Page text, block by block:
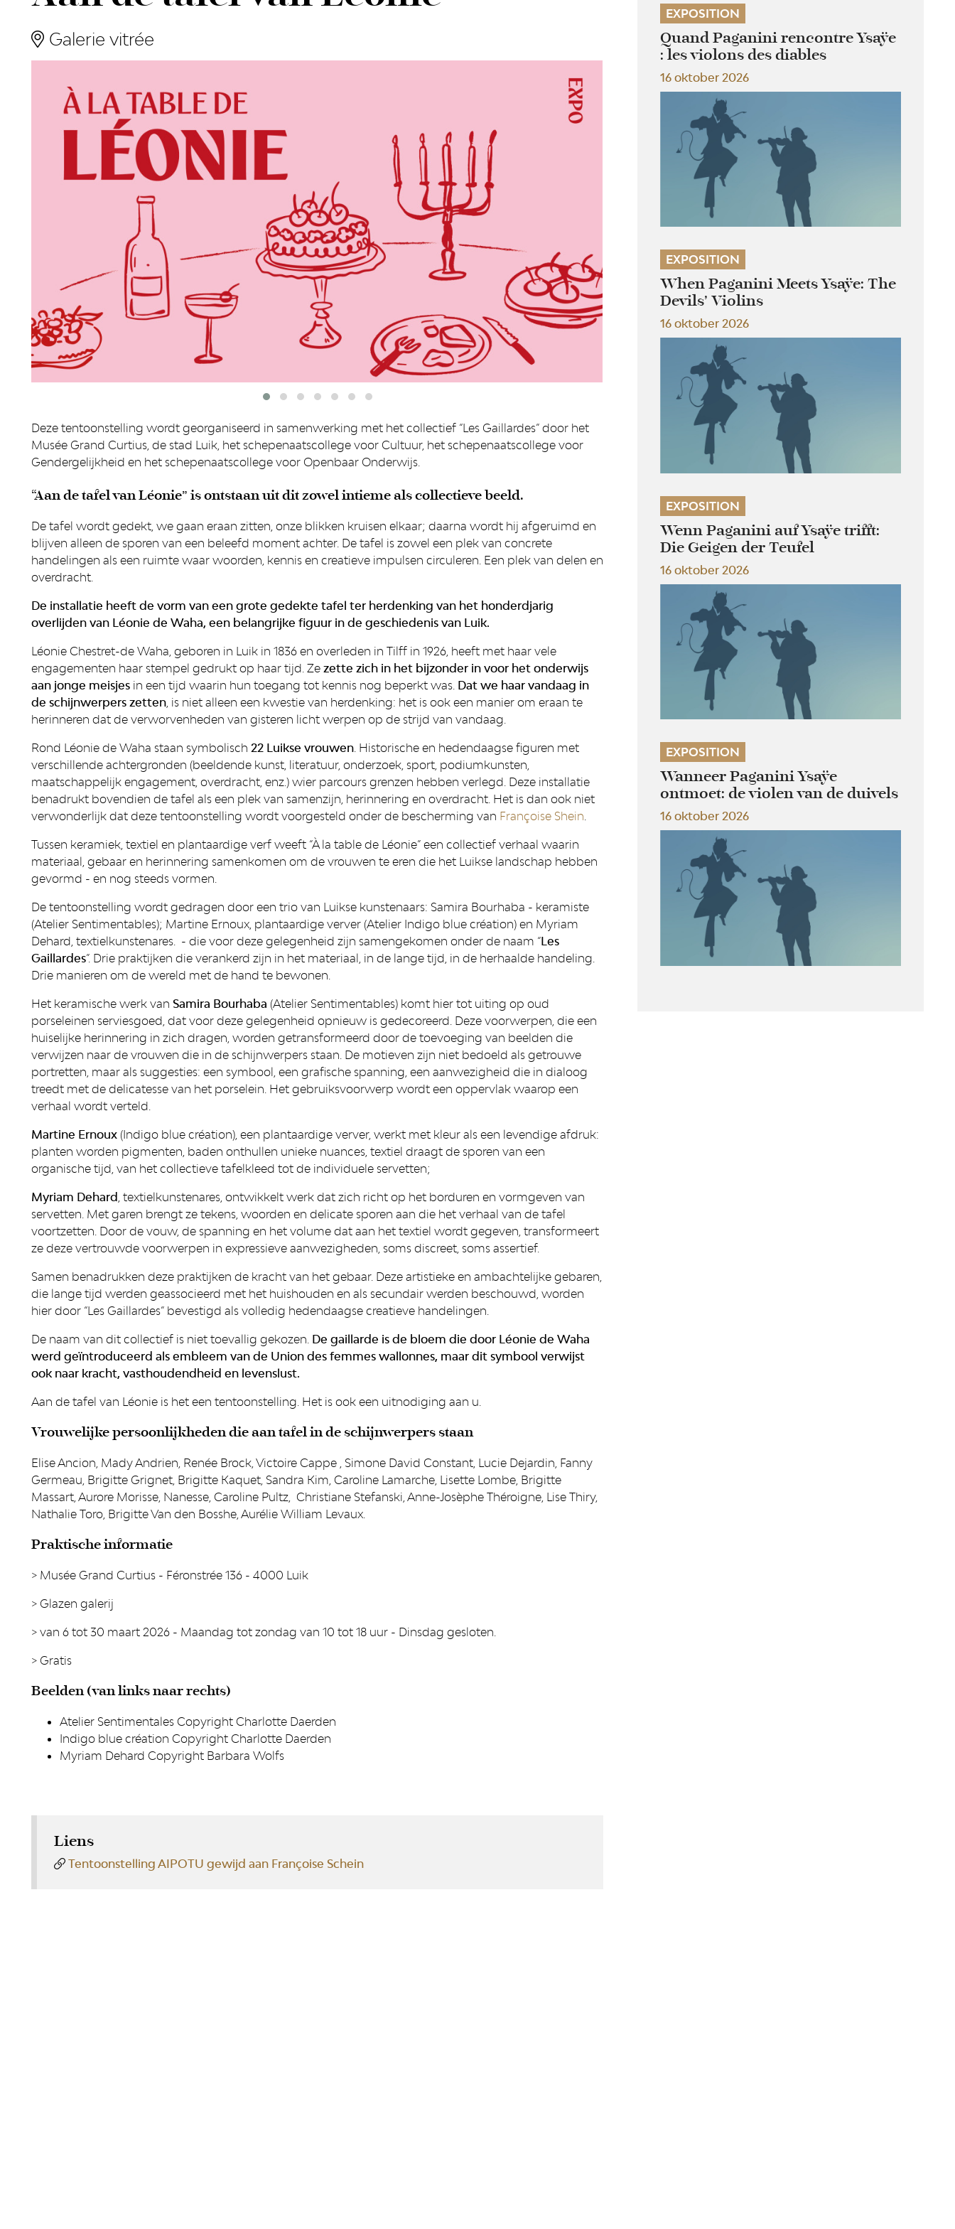
Galerie vitrée
Deze tentoonstelling wordt georganiseerd in samenwerking met het collectief “Les Gaillardes” door het
Musée Grand Curtius, de stad Luik, het schepenaatscollege voor Cultuur, het schepenaatscollege voor
Gendergelijkheid en het schepenaatscollege voor Openbaar Onderwijs.
“Aan de tafel van Léonie” is ontstaan uit dit zowel intieme als collectieve beeld.
De tafel wordt gedekt, we gaan eraan zitten, onze blikken kruisen elkaar; daarna wordt hij afgeruimd en
blijven alleen de sporen van een beleefd moment achter. De tafel is zowel een plek van concrete
handelingen als een ruimte waar woorden, kennis en creatieve impulsen circuleren. Een plek van delen en
overdracht.
De installatie heeft de vorm van een grote gedekte tafel ter herdenking van het honderdjarig
overlijden van Léonie de Waha, een belangrijke figuur in de geschiedenis van Luik.
Léonie Chestret-de Waha, geboren in Luik in 1836 en overleden in Tilff in 1926, heeft met haar vele
engagementen haar stempel gedrukt op haar tijd. Ze zette zich in het bijzonder in voor het onderwijs
aan jonge meisjes in een tijd waarin hun toegang tot kennis nog beperkt was. Dat we haar vandaag in
de schijnwerpers zetten, is niet alleen een kwestie van herdenking: het is ook een manier om eraan te
herinneren dat de verworvenheden van gisteren licht werpen op de strijd van vandaag.
Rond Léonie de Waha staan symbolisch 22 Luikse vrouwen. Historische en hedendaagse figuren met
verschillende achtergronden (beeldende kunst, literatuur, onderzoek, sport, podiumkunsten,
maatschappelijk engagement, overdracht, enz.) wier parcours grenzen hebben verlegd. Deze installatie
benadrukt bovendien de tafel als een plek van samenzijn, herinnering en overdracht. Het is dan ook niet
verwonderlijk dat deze tentoonstelling wordt voorgesteld onder de bescherming van Françoise Shein.
Tussen keramiek, textiel en plantaardige verf weeft “À la table de Léonie” een collectief verhaal waarin
materiaal, gebaar en herinnering samenkomen om de vrouwen te eren die het Luikse landschap hebben
gevormd - en nog steeds vormen.
De tentoonstelling wordt gedragen door een trio van Luikse kunstenaars: Samira Bourhaba - keramiste
(Atelier Sentimentables); Martine Ernoux, plantaardige verver (Atelier Indigo blue création) en Myriam
Dehard, textielkunstenares. - die voor deze gelegenheid zijn samengekomen onder de naam “Les
Gaillardes”. Drie praktijken die verankerd zijn in het materiaal, in de lange tijd, in de herhaalde handeling.
Drie manieren om de wereld met de hand te bewonen.
Het keramische werk van Samira Bourhaba (Atelier Sentimentables) komt hier tot uiting op oud
porseleinen serviesgoed, dat voor deze gelegenheid opnieuw is gedecoreerd. Deze voorwerpen, die een
huiselijke herinnering in zich dragen, worden getransformeerd door de toevoeging van beelden die
verwijzen naar de vrouwen die in de schijnwerpers staan. De motieven zijn niet bedoeld als getrouwe
portretten, maar als suggesties: een symbool, een grafische spanning, een aanwezigheid die in dialoog
treedt met de delicatesse van het porselein. Het gebruiksvoorwerp wordt een oppervlak waarop een
verhaal wordt verteld.
Martine Ernoux (Indigo blue création), een plantaardige verver, werkt met kleur als een levendige afdruk:
planten worden pigmenten, baden onthullen unieke nuances, textiel draagt de sporen van een
organische tijd, van het collectieve tafelkleed tot de individuele servetten;
Myriam Dehard , textielkunstenares, ontwikkelt werk dat zich richt op het borduren en vormgeven van
servetten. Met garen brengt ze tekens, woorden en delicate sporen aan die het verhaal van de tafel
voortzetten. Door de vouw, de spanning en het volume dat aan het textiel wordt gegeven, transformeert
ze deze vertrouwde voorwerpen in expressieve aanwezigheden, soms discreet, soms assertief.
Samen benadrukken deze praktijken de kracht van het gebaar. Deze artistieke en ambachtelijke gebaren,
die lange tijd werden geassocieerd met het huishouden en als secundair werden beschouwd, worden
hier door “Les Gaillardes” bevestigd als volledig hedendaagse creatieve handelingen.
De naam van dit collectief is niet toevallig gekozen. De gaillarde is de bloem die door Léonie de Waha
werd geïntroduceerd als embleem van de Union des femmes wallonnes, maar dit symbool verwijst
ook naar kracht, vasthoudendheid en levenslust.
Aan de tafel van Léonie is het een tentoonstelling. Het is ook een uitnodiging aan u.
Vrouwelijke persoonlijkheden die aan tafel in de schijnwerpers staan
Elise Ancion, Mady Andrien, Renée Brock, Victoire Cappe , Simone David Constant, Lucie Dejardin, Fanny
Germeau, Brigitte Grignet, Brigitte Kaquet, Sandra Kim, Caroline Lamarche, Lisette Lombe, Brigitte
Massart, Aurore Morisse, Nanesse, Caroline Pultz, Christiane Stefanski, Anne-Josèphe Théroigne, Lise Thiry,
Nathalie Toro, Brigitte Van den Bosshe, Aurélie William Levaux.
Praktische informatie
> Musée Grand Curtius - Féronstrée 136 - 4000 Luik
> Glazen galerij
> van 6 tot 30 maart 2026 - Maandag tot zondag van 10 tot 18 uur - Dinsdag gesloten.
> Gratis
Beelden (van links naar rechts)
Atelier Sentimentales Copyright Charlotte Daerden
Indigo blue création Copyright Charlotte Daerden
Myriam Dehard Copyright Barbara Wolfs
Liens
Tentoonstelling AIPOTU gewijd aan Françoise Schein
EXPOSITION
Quand Paganini rencontre Ysaÿe
: les violons des diables
16 oktober 2026
EXPOSITION
When Paganini Meets Ysaÿe: The
Devils’ Violins
16 oktober 2026
EXPOSITION
Wenn Paganini auf Ysaÿe trifft:
Die Geigen der Teufel
16 oktober 2026
EXPOSITION
Wanneer Paganini Ysaÿe
ontmoet: de violen van de duivels
16 oktober 2026